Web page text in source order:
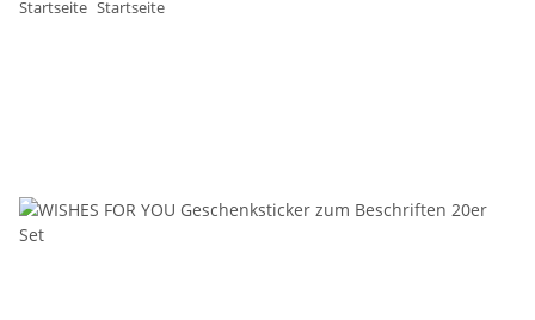
Startseite Startseite